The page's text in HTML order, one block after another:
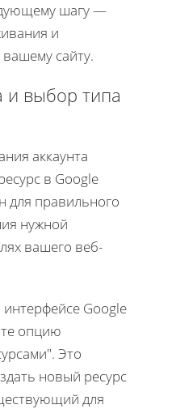
шагу —
и
сайту.
и выбор типа
аккаунта
в Google
для правильного
нужной
вашего веб-
интерфейсе Google
опцию
Это
новый ресурс
для